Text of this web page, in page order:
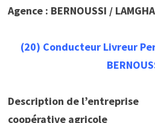
Agence : BERNOUSSI /
(20) Conducteur Livreur
Description de l’entreprise
coopérative agricole